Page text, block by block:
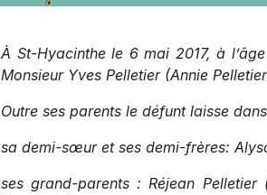
À St-Hyacinthe le 6 mai 2017, à
Monsieur Yves Pelletier (Annie
Outre ses parents le défunt laisse
sa demi-sœur et ses demi-frères:
ses grand-parents : Réjean